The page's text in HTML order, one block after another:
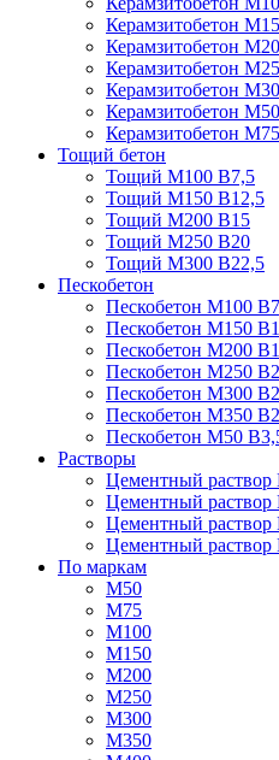
Керамзитобетон
Керамзитобетон
Керамзитобетон
Керамзитобетон
Керамзитобетон
Керамзитобетон
Тощий бетон
Тощий М100 В7,5
Тощий М150 В12,5
Тощий М200 В15
Тощий М250 В20
Тощий М300 В22,5
Пескобетон
Пескобетон М100
Пескобетон М150
Пескобетон М200
Пескобетон М250
Пескобетон М300
Пескобетон М350
Пескобетон М50
Растворы
Цементный
Цементный
Цементный
Цементный
По маркам
М50
М75
М100
М150
М200
М250
М300
М350